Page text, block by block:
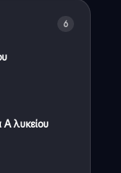
6
Α λυκείου